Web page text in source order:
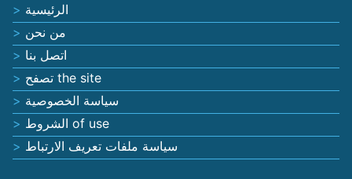
الرئيسية
من نحن
اتصل بنا
تصفح the site
سياسة الخصوصية
الشروط of use
سياسة ملفات تعريف الارتباط